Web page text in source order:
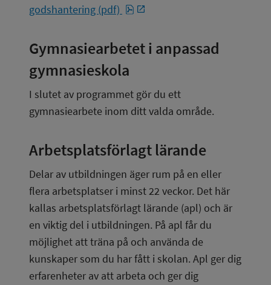
godshantering (pdf)
pdf, 16.6 kB, öppnas i nytt
Gymnasiearbetet i anpassad
gymnasieskola
I slutet av programmet gör du ett
gymnasiearbete inom ditt valda område.
Arbetsplatsförlagt lärande
Delar av utbildningen äger rum på en eller
flera arbetsplatser i minst 22 veckor. Det här
kallas arbetsplatsförlagt lärande (apl) och är
en viktig del i utbildningen. På apl får du
möjlighet att träna på och använda de
kunskaper som du har fått i skolan. Apl ger dig
erfarenheter av att arbeta och ger dig